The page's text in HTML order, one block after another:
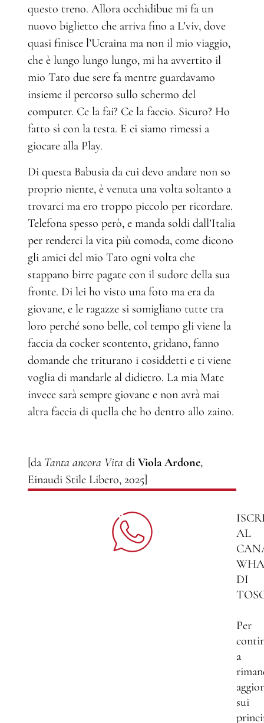
questo treno. Allora occhidibue mi fa un
nuovo biglietto che arriva fino a L’viv, dove
quasi finisce l’Ucraina ma non il mio viaggio,
che è lungo lungo lungo, mi ha avvertito il
mio Tato due sere fa mentre guardavamo
insieme il percorso sullo schermo del
computer. Ce la fai? Ce la faccio. Sicuro? Ho
fatto sì con la testa. E ci siamo rimessi a
giocare alla Play.
Di questa Babusia da cui devo andare non so
proprio niente, è venuta una volta soltanto a
trovarci ma ero troppo piccolo per ricordare.
Telefona spesso però, e manda soldi dall’Italia
per renderci la vita più comoda, come dicono
gli amici del mio Tato ogni volta che
stappano birre pagate con il sudore della sua
fronte. Di lei ho visto una foto ma era da
giovane, e le ragazze si somigliano tutte tra
loro perché sono belle, col tempo gli viene la
faccia da cocker scontento, gridano, fanno
domande che triturano i cosiddetti e ti viene
voglia di mandarle al didietro. La mia Mate
invece sarà sempre giovane e non avrà mai
altra faccia di quella che ho dentro allo zaino.
[da Tanta ancora Vita di Viola Ardone,
Einaudi Stile Libero, 2025]
AL
DI
Per
a
sui